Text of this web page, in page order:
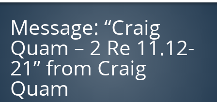
Message: “Craig
Quam – 2 Re 11.12-
21” from Craig
Quam